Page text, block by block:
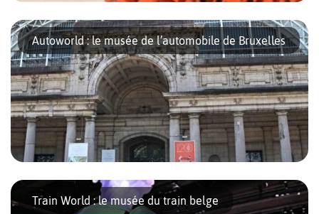
Vous voulez visiter Bruxelles et ses musées, mais le prix des
entrées vous fait peur ? Bonne nouvelle : chaque premier
mercredi du mois, certains musées ouvrent leurs portes
gratuitement. Musée Magritte L’Empire […]
Autoworld : le musée de l’automobile de Bruxelles
Vous êtes un passionné d’automobile ou vous voulez expliquer à
vos enfants, qu’avant d’avoir une voiture tout confort, il a fallu
passer par certaines étapes ? Alors, c’est à Autoworld, le musée
Train World : le musée du train belge